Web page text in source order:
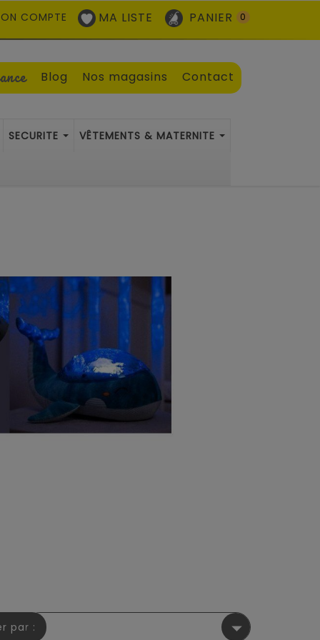
COMPTE MA LISTE PANIER 0
Blog Nos magasins Contact
SECURITE VÊTEMENTS & MATERNITE
par : 